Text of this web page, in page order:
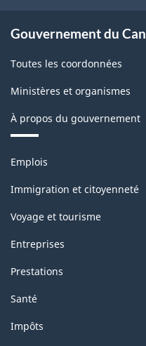
Gouvernement du
Toutes les coordonnées
Ministères et organismes
À propos du gouvernement
Thèmes
sujets
Emplois
Immigration et citoyenneté
Voyage et tourisme
Entreprises
Prestations
Santé
Impôts